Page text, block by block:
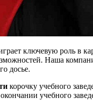
ключевую роль в
Наша
досье.
корочку учебного
учебного